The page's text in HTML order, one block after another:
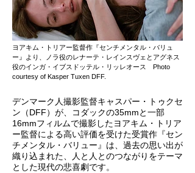
ヨアキム・トリアー監督作『センチメンタル・バリュ
ー』より、ノラ役のレナーテ・レインスヴェとアグネス
役のインガ・イブスドッテル・リッレオース Photo
courtesy of Kasper Tuxen DFF.
デンマーク人撮影監督キャスパー・トゥクセ
ン（DFF）が、コダックの35mmと一部
16mmフィルムで撮影したヨアキム・トリア
ー監督による高い評価を受けた受賞作『セン
チメンタル・バリュー』は、過去の思い出が
織り込まれた、人と人とのつながりをテーマ
とした現代の悲喜劇です。